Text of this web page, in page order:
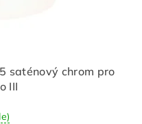
saténový chrom pro
III